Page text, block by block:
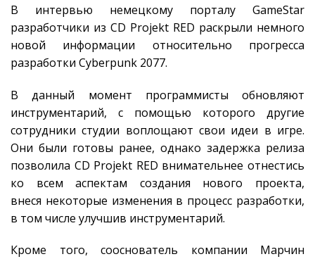
В интервью немецкому порталу GameStar
разработчики из CD Projekt RED раскрыли немного
новой информации относительно прогресса
разработки Cyberpunk 2077.
В данный момент программисты обновляют
инструментарий, с помощью которого другие
сотрудники студии воплощают свои идеи в игре.
Они были готовы ранее, однако задержка релиза
позволила CD Projekt RED внимательнее отнестись
ко всем аспектам создания нового проекта,
внеся некоторые изменения в процесс разработки,
в том числе улучшив инструментарий.
Кроме того, сооснователь компании Марчин